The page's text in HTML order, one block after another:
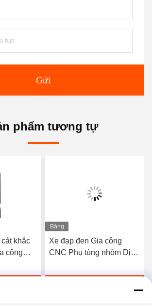
Gửi
phẩm tương tự
khắc
công
Ngay
Băng
hình
Xe đạp đen Gia công
CNC Phụ tùng nhôm Dịch